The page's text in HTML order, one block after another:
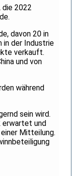
2022
davon 20 in
in der Industrie
verkauft.
und von
während
sein wird.
erwartet und
Mitteilung.